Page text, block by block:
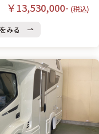
￥13,530,000- (税込)
みる